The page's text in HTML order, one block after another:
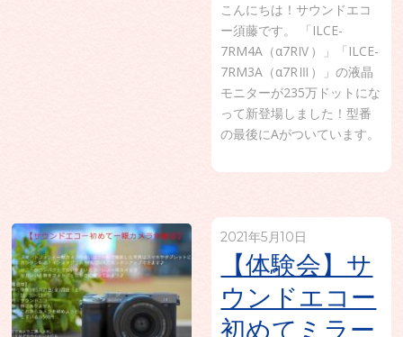
こんにちは！サウンドエコ
ー須藤です。 「ILCE-
7RM4A（α7RⅣ）」「ILCE-
7RM3A（α7RⅢ）」の液晶
モニターが235万ドットにな
って新登場しました！型番
の最後にAがついています。
2021年5月10日
【体験会】サ
ウンドエコー
初めてミラー